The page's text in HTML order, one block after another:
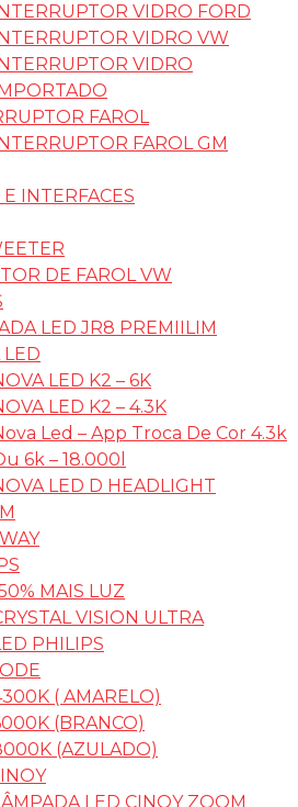
INTERRUPTOR VIDRO FORD
INTERRUPTOR VIDRO VW
INTERRUPTOR VIDRO
IMPORTADO
FAROL
INTERRUPTOR FAROL GM
INTERFACES
DE FAROL VW
LED JR8 PREMIILIM
LED
LED K2 – 6K
LED K2 – 4.3K
Led – App Troca De Cor 4.3k
6k – 18.000l
LED D HEADLIGHT
MAIS LUZ
VISION ULTRA
PHILIPS
( AMARELO)
(BRANCO)
(AZULADO)
LÂMPADA LED CINOY ZOOM